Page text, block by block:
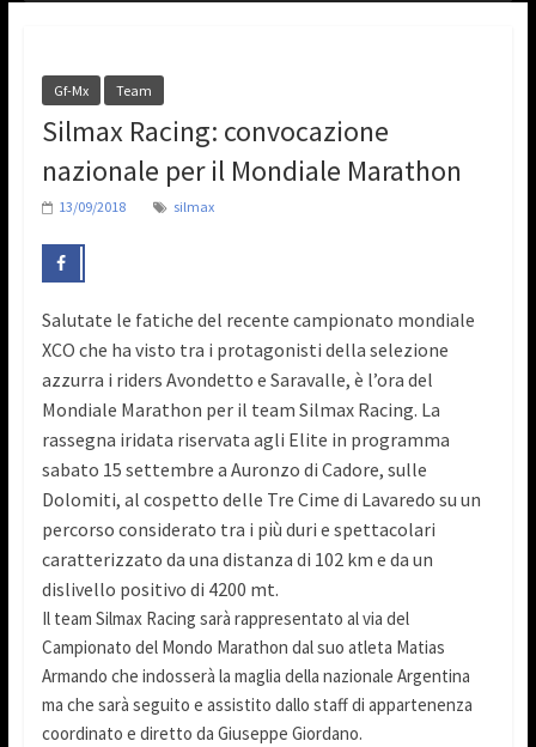
Gf-Mx Team
Silmax Racing: convocazione
nazionale per il Mondiale Marathon
13/09/2018 silmax
Salutate le fatiche del recente campionato mondiale
XCO che ha visto tra i protagonisti della selezione
azzurra i riders Avondetto e Saravalle, è l’ora del
Mondiale Marathon per il team Silmax Racing. La
rassegna iridata riservata agli Elite in programma
sabato 15 settembre a Auronzo di Cadore, sulle
Dolomiti, al cospetto delle Tre Cime di Lavaredo su un
percorso considerato tra i più duri e spettacolari
caratterizzato da una distanza di 102 km e da un
dislivello positivo di 4200 mt.
Il team Silmax Racing sarà rappresentato al via del
Campionato del Mondo Marathon dal suo atleta Matias
Armando che indosserà la maglia della nazionale Argentina
ma che sarà seguito e assistito dallo staff di appartenenza
coordinato e diretto da Giuseppe Giordano.